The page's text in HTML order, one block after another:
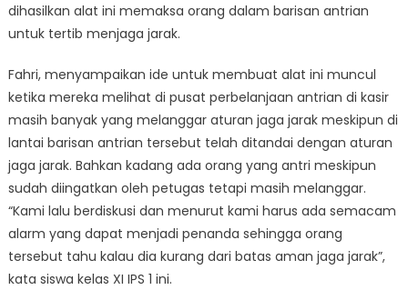
dihasilkan alat ini memaksa orang dalam barisan antrian
untuk tertib menjaga jarak.
Fahri, menyampaikan ide untuk membuat alat ini muncul
ketika mereka melihat di pusat perbelanjaan antrian di kasir
masih banyak yang melanggar aturan jaga jarak meskipun di
lantai barisan antrian tersebut telah ditandai dengan aturan
jaga jarak. Bahkan kadang ada orang yang antri meskipun
sudah diingatkan oleh petugas tetapi masih melanggar.
“Kami lalu berdiskusi dan menurut kami harus ada semacam
alarm yang dapat menjadi penanda sehingga orang
tersebut tahu kalau dia kurang dari batas aman jaga jarak”,
kata siswa kelas XI IPS 1 ini.